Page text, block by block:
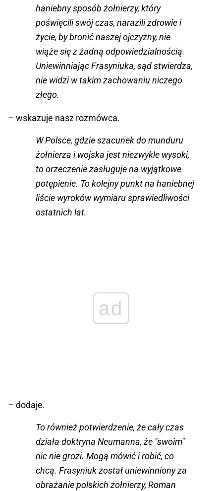
haniebny sposób żołnierzy, który
poświęcili swój czas, narazili zdrowie i
życie, by bronić naszej ojczyzny, nie
wiąże się z żadną odpowiedzialnością.
Uniewinniając Frasyniuka, sąd stwierdza,
nie widzi w takim zachowaniu niczego
złego.
– wskazuje nasz rozmówca.
W Polsce, gdzie szacunek do munduru
żołnierza i wojska jest niezwykle wysoki,
to orzeczenie zasługuje na wyjątkowe
potępienie. To kolejny punkt na haniebnej
liście wyroków wymiaru sprawiedliwości
ostatnich lat.
ad
– dodaje.
To również potwierdzenie, że cały czas
działa doktryna Neumanna, że "swoim"
nic nie grozi. Mogą mówić i robić, co
chcą. Frasyniuk został uniewinniony za
obrażanie polskich żołnierzy, Roman